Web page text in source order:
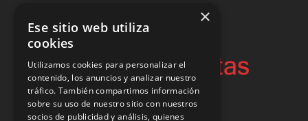
×
Ese sitio web utiliza
cookies
Utilizamos cookies para personalizar el
contenido, los anuncios y analizar nuestro
tráfico. También compartimos información
sobre su uso de nuestro sitio con nuestros
socios de publicidad y análisis, quienes